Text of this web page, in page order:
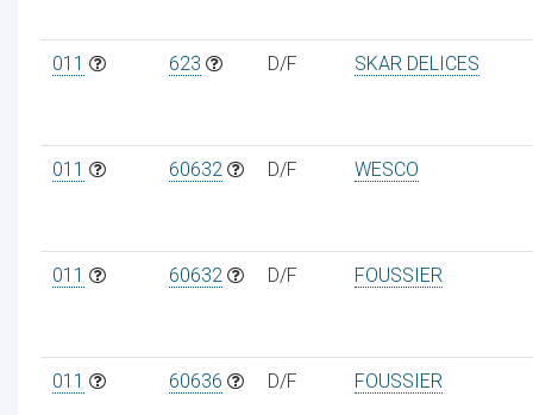
011 623 D/F SKAR DELICES
011 60632 D/F WESCO
011 60632 D/F FOUSSIER
011 60636 D/F FOUSSIER